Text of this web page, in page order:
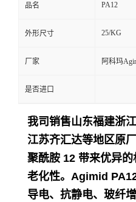
言
品名 PA12
外形尺寸 25/KG
厂家 阿科玛
是否进口
我司销售山东福建浙
江苏齐汇达等地区原
聚酰胺 12 带来优异
老化性。Agimid
导电、抗静电、玻纤